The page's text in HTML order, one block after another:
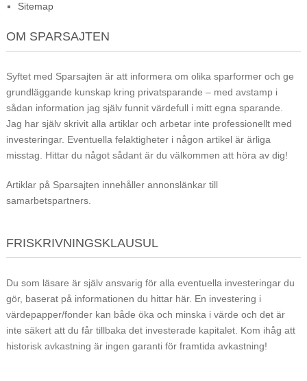
Sitemap
OM SPARSAJTEN
Syftet med Sparsajten är att informera om olika sparformer och ge
grundläggande kunskap kring privatsparande – med avstamp i
sådan information jag själv funnit värdefull i mitt egna sparande.
Jag har själv skrivit alla artiklar och arbetar inte professionellt med
investeringar. Eventuella felaktigheter i någon artikel är ärliga
misstag. Hittar du något sådant är du välkommen att höra av dig!
Artiklar på Sparsajten innehåller annonslänkar till
samarbetspartners.
FRISKRIVNINGSKLAUSUL
Du som läsare är själv ansvarig för alla eventuella investeringar du
gör, baserat på informationen du hittar här. En investering i
värdepapper/fonder kan både öka och minska i värde och det är
inte säkert att du får tillbaka det investerade kapitalet. Kom ihåg att
historisk avkastning är ingen garanti för framtida avkastning!